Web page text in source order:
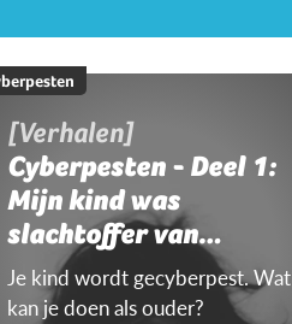
[Verhalen]
Cyberpesten - Deel 1:
Mijn kind was
slachtoffer van
cyberpesten
Je kind wordt gecyberpest. Wat
kan je doen als ouder?